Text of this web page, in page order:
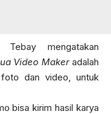
mengatakan
Video Makeradalah
dan video, untuk
bisa kirim hasil karya